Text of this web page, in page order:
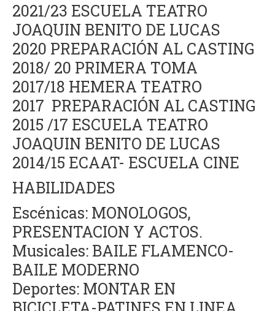
2021/23 ESCUELA TEATRO
JOAQUIN BENITO DE LUCAS
2020 PREPARACIÓN AL CASTING
2018/ 20 PRIMERA TOMA
2017/18 HEMERA TEATRO
2017 PREPARACIÓN AL CASTING
2015 /17 ESCUELA TEATRO
JOAQUIN BENITO DE LUCAS
2014/15 ECAAT- ESCUELA CINE
HABILIDADES
Escénicas: MONOLOGOS,
PRESENTACION Y ACTOS.
Musicales: BAILE FLAMENCO-
BAILE MODERNO
Deportes: MONTAR EN